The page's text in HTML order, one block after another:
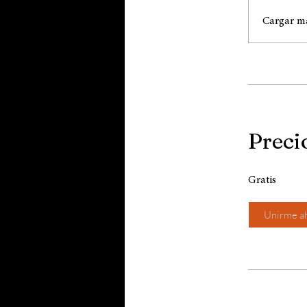
Cargar
Gratis
Unirme